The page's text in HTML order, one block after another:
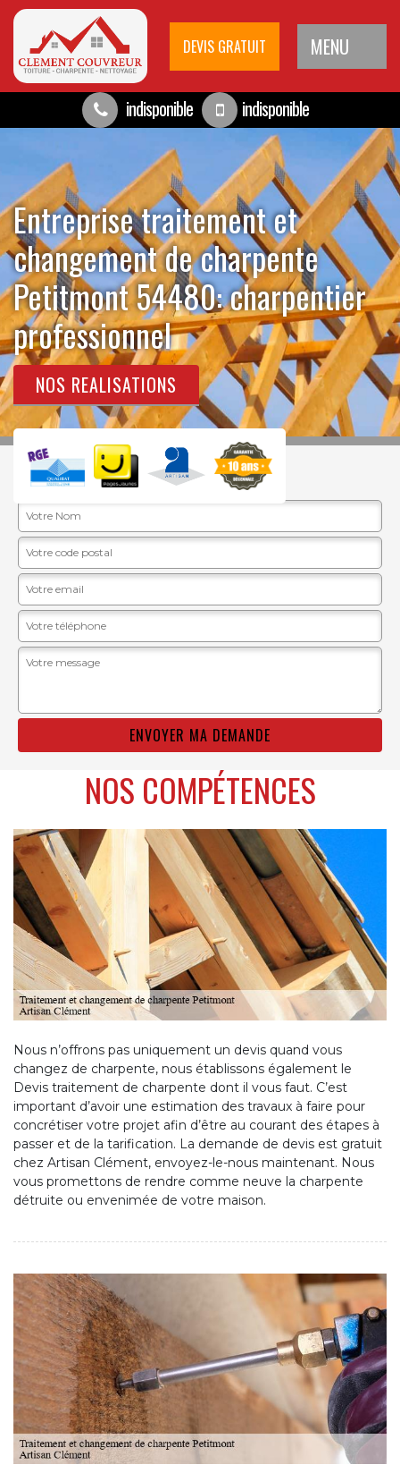
DEVIS GRATUIT MENU
indisponible indisponible
Entreprise traitement et
changement de charpente
Petitmont 54480: charpentier
professionnel
NOS REALISATIONS
DEVIS GRATUIT
NOS COMPÉTENCES
Nous n’offrons pas uniquement un devis quand vous
changez de charpente, nous établissons également le
Devis traitement de charpente dont il vous faut. C’est
important d’avoir une estimation des travaux à faire pour
concrétiser votre projet afin d’être au courant des étapes à
passer et de la tarification. La demande de devis est gratuit
chez Artisan Clément, envoyez-le-nous maintenant. Nous
vous promettons de rendre comme neuve la charpente
détruite ou envenimée de votre maison.